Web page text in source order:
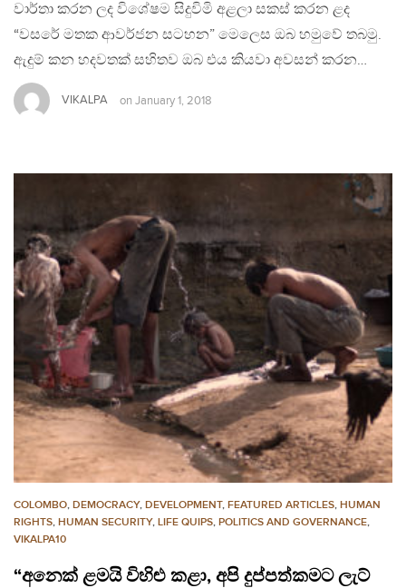
වාර්තා කරන ලද විශේෂම සිදුවිමි අළලා සකස් කරන ළද
“වසරේ මතක ආවර්ජන සටහන” මෙලෙස ඔබ හමුවේ තබමු.
ඇදුම් කන හදවතක් සහිතව ඔබ එය කියවා අවසන් කරන…
VIKALPA on January 1, 2018
COLOMBO, DEMOCRACY, DEVELOPMENT, FEATURED ARTICLES, HUMAN
RIGHTS, HUMAN SECURITY, LIFE QUIPS, POLITICS AND GOVERNANCE,
VIKALPA10
“අනෙක් ළමයි විහිළු කළා, අපි දුප්පත්කමට ලැට්